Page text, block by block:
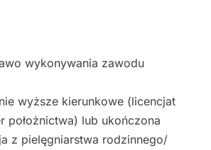
wykonywania zawodu
wyższe kierunkowe (licencjat
położnictwa) lub ukończona
z pielęgniarstwa rodzinnego/